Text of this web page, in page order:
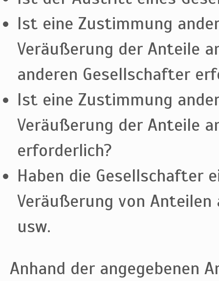
Ist eine Zustimmung
Veräußerung der Anteile
anderen Gesellschafter
Ist eine Zustimmung
Veräußerung der Anteile
erforderlich?
Haben die Gesellschafter
Veräußerung von
usw.
Anhand der angegebenen